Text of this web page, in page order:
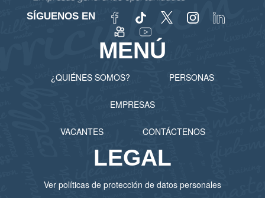
SÍGUENOS EN
MENÚ
¿QUIÉNES SOMOS? PERSONAS
EMPRESAS
VACANTES CONTÁCTENOS
LEGAL
Ver políticas de protección de datos personales